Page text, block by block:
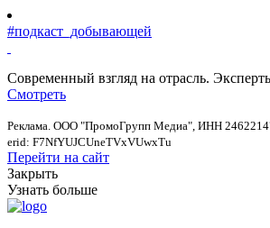
#подкаст_добывающей
Современный взгляд на отрасль.
Смотреть
Реклама. ООО "ПромоГрупп Медиа", ИНН
erid: F7NfYUJCUneTVxVUwxTu
Перейти на сайт
Закрыть
Узнать больше